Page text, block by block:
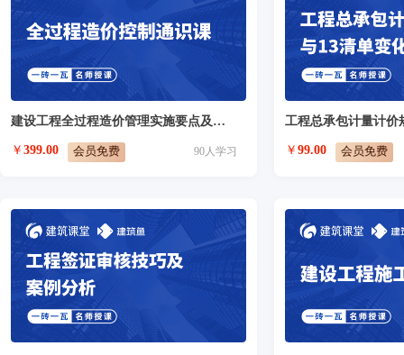
建设工程全过程造价管理实施要点及应用
￥ 399.00 会员免费 90人学习 ￥ 99.00 会员免费